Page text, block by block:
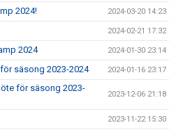
2024! 2024-03-20 14:23
2024-02-21 17:32
2024 2024-01-30 23:14
säsong 2023-2024 2024-01-16 23:17
för säsong 2023-
2023-12-06 21:18
2023-11-22 15:30